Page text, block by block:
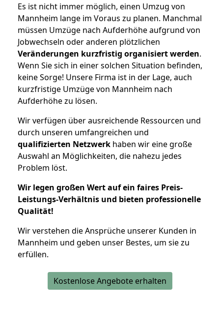
Es ist nicht immer möglich, einen Umzug von
Mannheim lange im Voraus zu planen. Manchmal
müssen Umzüge nach Aufderhöhe aufgrund von
Jobwechseln oder anderen plötzlichen
Veränderungen kurzfristig organisiert werden.
Wenn Sie sich in einer solchen Situation befinden,
keine Sorge! Unsere Firma ist in der Lage, auch
kurzfristige Umzüge von Mannheim nach
Aufderhöhe zu lösen.
Wir verfügen über ausreichende Ressourcen und
durch unseren umfangreichen und
qualifizierten Netzwerk haben wir eine große
Auswahl an Möglichkeiten, die nahezu jedes
Problem löst.
Wir legen großen Wert auf ein faires Preis-
Leistungs-Verhältnis und bieten professionelle
Qualität!
Wir verstehen die Ansprüche unserer Kunden in
Mannheim und geben unser Bestes, um sie zu
erfüllen.
Kostenlose Angebote erhalten